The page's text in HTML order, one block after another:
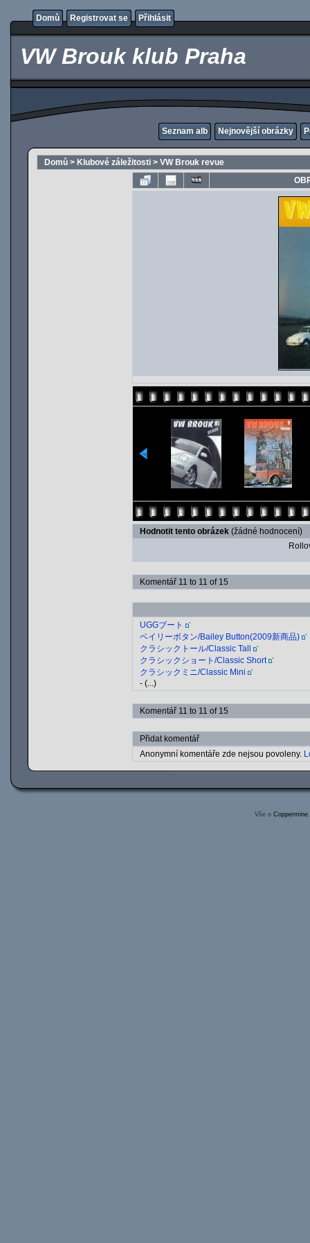
Domů Registrovat se Přihlásit
VW Brouk klub Praha
Seznam alb Nejnovější obrázky
Domů > Klubové záležitosti > VW Brouk revue
Hodnotit tento obrázek (žádné hodnocení)
Komentář 11 to 11 of 15
UGGブート
ベイリーボタン/Bailey Button(2009新商品)
クラシックトール/Classic Tall
クラシックショート/Classic Short
クラシックミニ/Classic Mini
- (...)
Komentář 11 to 11 of 15
Přidat komentář
Anonymní komentáře zde nejsou povoleny.
Vše o Coppermine